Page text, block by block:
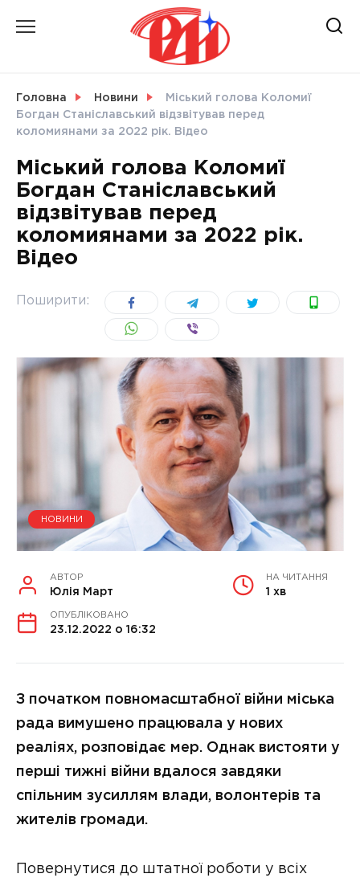
СВІТ
УКРАЇНА
Головна Новини
Міський голова Коломиї
Богдан Станіславський відзвітував перед
коломиянами за 2022 рік. Відео
Міський голова Коломиї
Богдан Станіславський
відзвітував перед
коломиянами за 2022 рік.
Відео
Поширити:
НОВИНИ
АВТОР
Юлія Март
НА ЧИТАННЯ
1 хв
ОПУБЛІКОВАНО
23.12.2022 о 16:32
З початком повномасштабної війни міська
рада вимушено працювала у нових
реаліях, розповідає мер. Однак вистояти у
перші тижні війни вдалося завдяки
спільним зусиллям влади, волонтерів та
жителів громади.
Повернутися до штатної роботи у всіх